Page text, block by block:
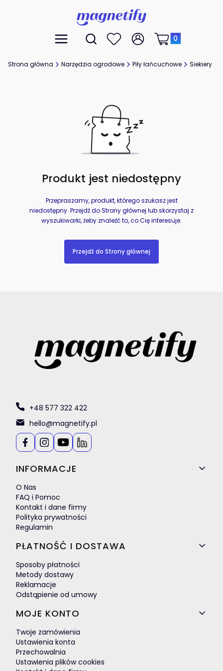
Menu Otwórz wyszukiwarkę
Szukaj UlubioneZaloguj się
Produkty w
Koszyk
Strona główna Narzędzia ogrodowe Piły łańcuchowe Siekiery
Produkt jest niedostępny
Przepraszamy, produkt, którego szukasz jest
niedostępny. Przejdź do Strony głównej lub skorzystaj z
wyszukiwarki, żeby znaleźć to, co Cię interesuje.
Przejdź do Strony głównej
+48 577 322 422
hello@magnetify.pl
Linki w stopce
INFORMACJE
O Nas
FAQ i Pomoc
Kontakt i dane firmy
Polityka prywatności
Regulamin
PŁATNOŚĆ I DOSTAWA
Sposoby płatności
Metody dostawy
Reklamacje
Odstąpienie od umowy
MOJE KONTO
Twoje zamówienia
Ustawienia konta
Przechowalnia
Ustawienia plików cookies